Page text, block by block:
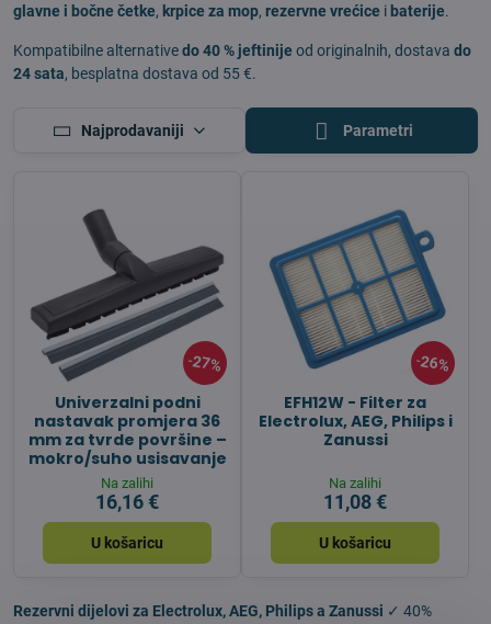
glavne i bočne četke, krpice za mop, rezervne vrećice i baterije.
Kompatibilne alternativedo 40 % jeftinije od originalnih, dostava do
24 sata, besplatna dostava od 55 €.
Najprodavaniji Parametri
27%
Univerzalni podni
nastavak promjera 36
mm za tvrde površine –
mokro/suho usisavanje
Na zalihi
16,16 €
U košaricu
26%
EFH12W - Filter za
Electrolux, AEG, Philips i
Zanussi
Na zalihi
11,08 €
U košaricu
Rezervni dijelovi za Electrolux, AEG, Philips a Zanussi ✓ 40%